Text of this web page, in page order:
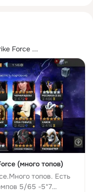
Force ...
(много топов)
топов. Есть
5/65 -5*7